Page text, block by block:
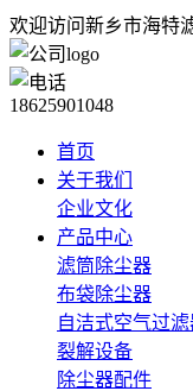
欢迎访问新乡市海特
18625901048
首页
关于我们
企业文化
产品中心
滤筒除尘器
布袋除尘器
自洁式空气过
裂解设备
除尘器配件